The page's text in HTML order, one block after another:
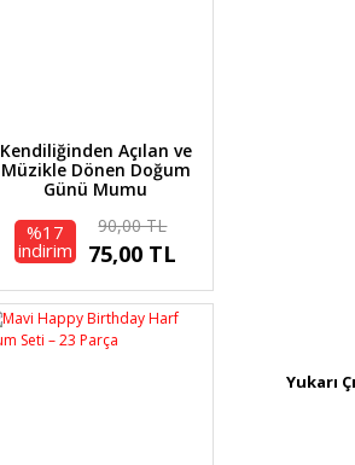
Kendiliğinden Açılan ve
Müzikle Dönen Doğum
Günü Mumu
%17
indirim
90,00 TL
75,00 TL
Yukarı